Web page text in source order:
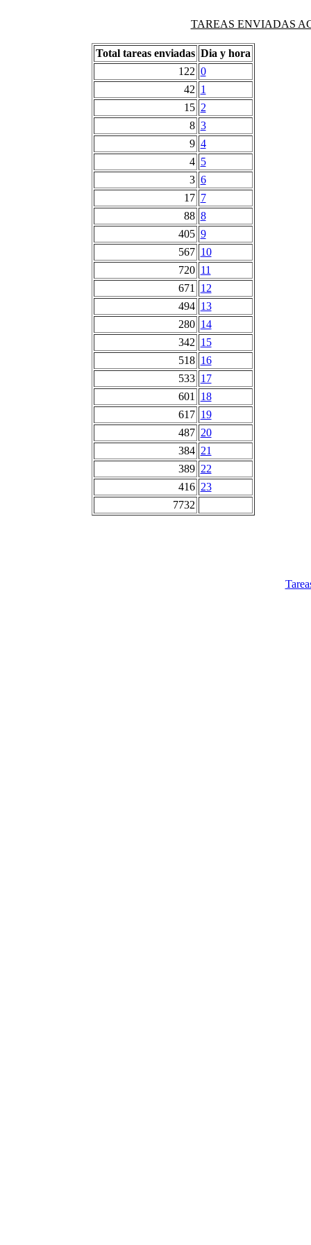
TAREAS ENVIADAS
Total tareas enviadas Dia y hora
122 0
42 1
15 2
8 3
9 4
4 5
3 6
17 7
88 8
405 9
567 10
720 11
671
12
494 13
280 14
342 15
518 16
533 17
601
18
617 19
487 20
384 21
389 22
416 23
7732